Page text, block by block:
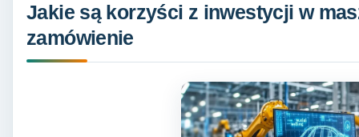
Jakie są korzyści z inwestycji w
zamówienie